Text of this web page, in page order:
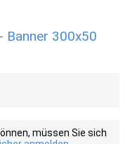
Banner 300x50
müssen Sie sich